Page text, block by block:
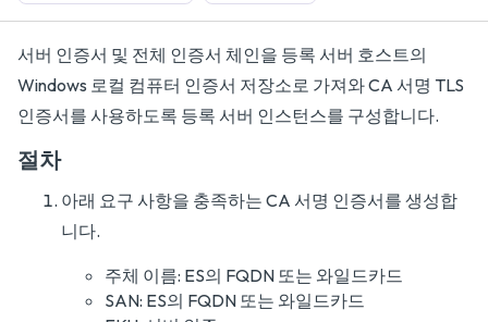
서버 인증서 및 전체 인증서 체인을 등록 서버 호스트의
Windows 로컬 컴퓨터 인증서 저장소로 가져와 CA 서명 TLS
인증서를 사용하도록 등록 서버 인스턴스를 구성합니다.
절차
아래 요구 사항을 충족하는 CA 서명 인증서를 생성합
니다.
주체 이름: ES의 FQDN 또는 와일드카드
SAN: ES의 FQDN 또는 와일드카드